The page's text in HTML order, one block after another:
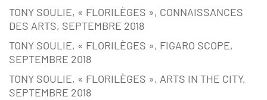
TONY SOULIE, « FLORILÈGES », CONNAISSANCES
DES ARTS, SEPTEMBRE 2018
TONY SOULIE, « FLORILÈGES », FIGARO SCOPE,
SEPTEMBRE 2018
TONY SOULIE, « FLORILÈGES », ARTS IN THE CITY,
SEPTEMBRE 2018